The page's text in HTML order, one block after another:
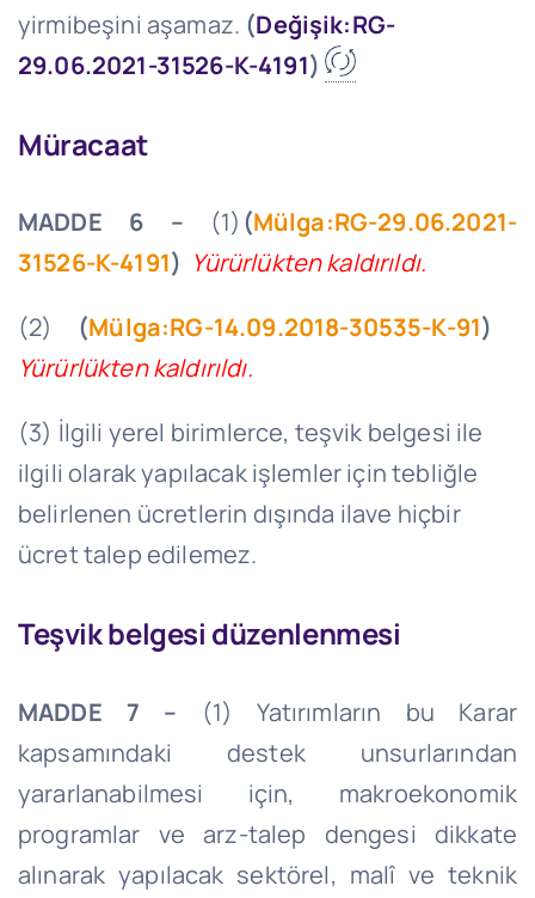
yirmibeşini aşamaz. (Değişik:RG-
29.06.2021-31526-K-4191)
Müracaat
MADDE 6 – (1) (Mülga:RG-29.06.2021-
31526-K-4191) Yürürlükten kaldırıldı.
(2)
(Mülga:RG-14.09.2018-30535-K-91)
Yürürlükten kaldırıldı.
(3) İlgili yerel birimlerce, teşvik belgesi ile
ilgili olarak yapılacak işlemler için tebliğle
belirlenen ücretlerin dışında ilave hiçbir
ücret talep edilemez.
Teşvik belgesi düzenlenmesi
MADDE 7 – (1) Yatırımların bu Karar
kapsamındaki destek unsurlarından
yararlanabilmesi için, makroekonomik
programlar ve arz-talep dengesi dikkate
alınarak yapılacak sektörel, malî ve teknik